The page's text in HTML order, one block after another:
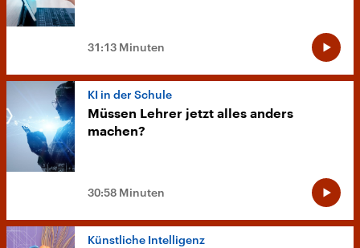
31:13 Minuten
KI in der Schule
Müssen Lehrer jetzt alles anders
machen?
30:58 Minuten
Künstliche Intelligenz